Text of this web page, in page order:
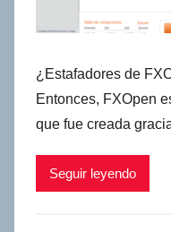
¿Estafadores de
Entonces, FXOpen
que fue creada
Seguir leyendo